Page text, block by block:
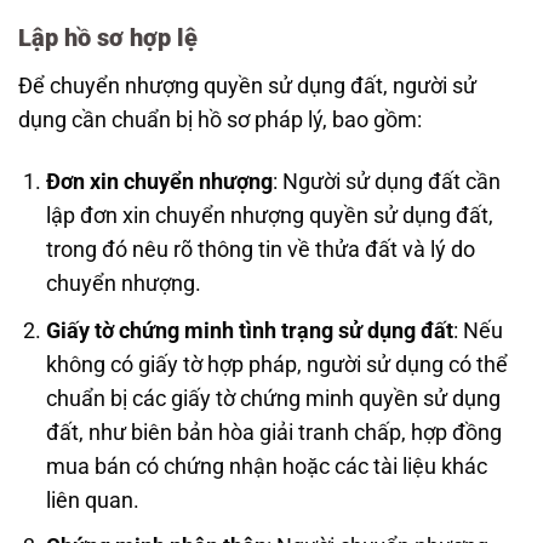
Lập hồ sơ hợp lệ
Để chuyển nhượng quyền sử dụng đất, người sử
dụng cần chuẩn bị hồ sơ pháp lý, bao gồm:
Đơn xin chuyển nhượng: Người sử dụng đất cần
lập đơn xin chuyển nhượng quyền sử dụng đất,
trong đó nêu rõ thông tin về thửa đất và lý do
chuyển nhượng.
Giấy tờ chứng minh tình trạng sử dụng đất: Nếu
không có giấy tờ hợp pháp, người sử dụng có thể
chuẩn bị các giấy tờ chứng minh quyền sử dụng
đất, như biên bản hòa giải tranh chấp, hợp đồng
mua bán có chứng nhận hoặc các tài liệu khác
liên quan.